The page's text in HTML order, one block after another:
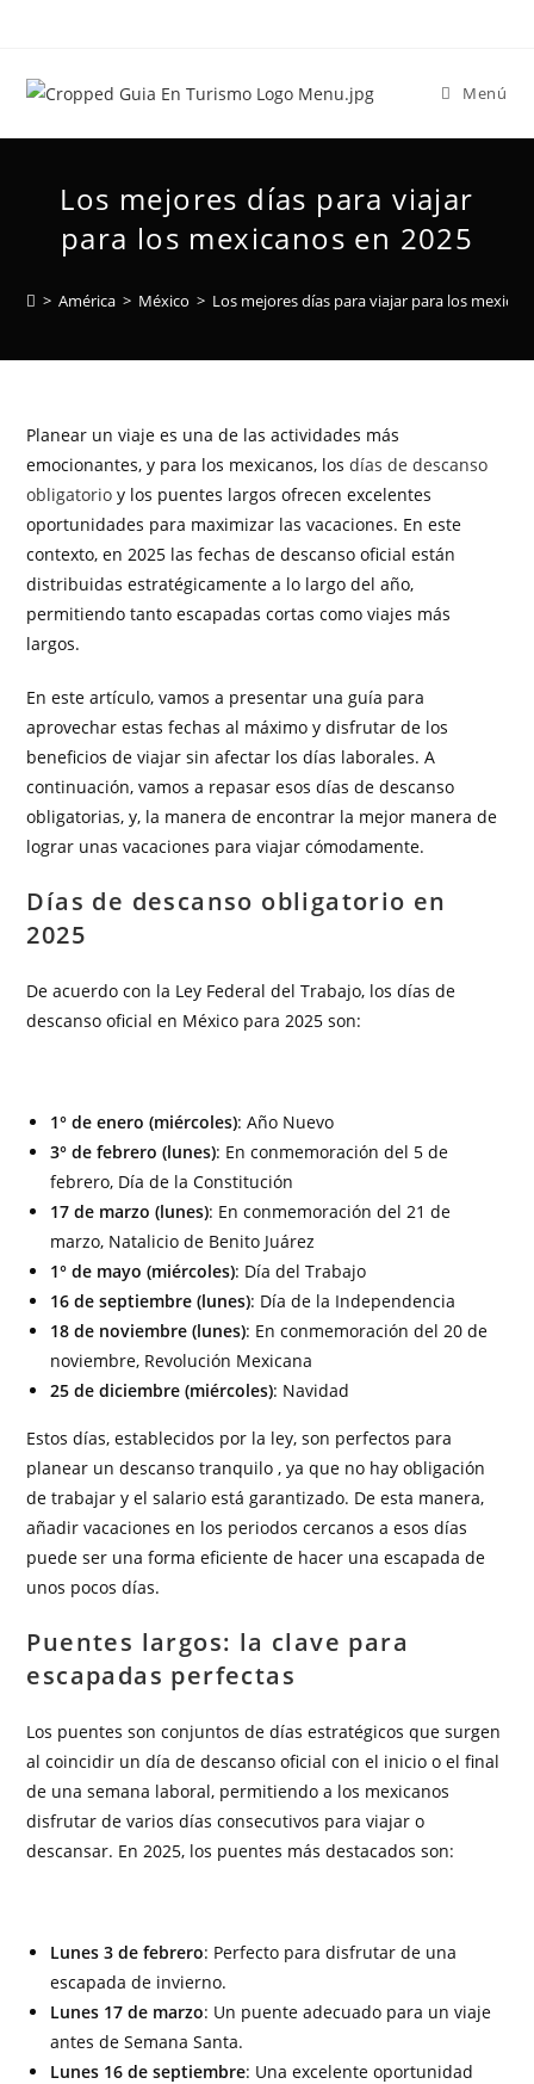
Menú
Los mejores días para viajar
para los mexicanos en 2025
> América > México > Los mejores días para viajar para los
Planear un viaje es una de las actividades más
emocionantes, y para los mexicanos, losdías de descanso
obligatorio y los puentes largos ofrecen excelentes
oportunidades para maximizar las vacaciones. En este
contexto, en 2025 las fechas de descanso oficial están
distribuidas estratégicamente a lo largo del año,
permitiendo tanto escapadas cortas como viajes más
largos.
En este artículo, vamos a presentar una guía para
aprovechar estas fechas al máximo y disfrutar de los
beneficios de viajar sin afectar los días laborales. A
continuación, vamos a repasar esos días de descanso
obligatorias, y, la manera de encontrar la mejor manera de
lograr unas vacaciones para viajar cómodamente.
Días de descanso obligatorio en
2025
De acuerdo con la Ley Federal del Trabajo, los días de
descanso oficial en México para 2025 son:
1° de enero (miércoles): Año Nuevo
3° de febrero (lunes): En conmemoración del 5 de
febrero, Día de la Constitución
17 de marzo (lunes): En conmemoración del 21 de
marzo, Natalicio de Benito Juárez
1° de mayo (miércoles): Día del Trabajo
16 de septiembre (lunes): Día de la Independencia
18 de noviembre (lunes): En conmemoración del 20 de
noviembre, Revolución Mexicana
25 de diciembre (miércoles): Navidad
Estos días, establecidos por la ley, son perfectos para
planear un descanso tranquilo , ya que no hay obligación
de trabajar y el salario está garantizado. De esta manera,
añadir vacaciones en los periodos cercanos a esos días
puede ser una forma eficiente de hacer una escapada de
unos pocos días.
Puentes largos: la clave para
escapadas perfectas
Los puentes son conjuntos de días estratégicos que surgen
al coincidir un día de descanso oficial con el inicio o el final
de una semana laboral, permitiendo a los mexicanos
disfrutar de varios días consecutivos para viajar o
descansar. En 2025, los puentes más destacados son:
Lunes 3 de febrero: Perfecto para disfrutar de una
escapada de invierno.
Lunes 17 de marzo: Un puente adecuado para un viaje
antes de Semana Santa.
Lunes 16 de septiembre: Una excelente oportunidad